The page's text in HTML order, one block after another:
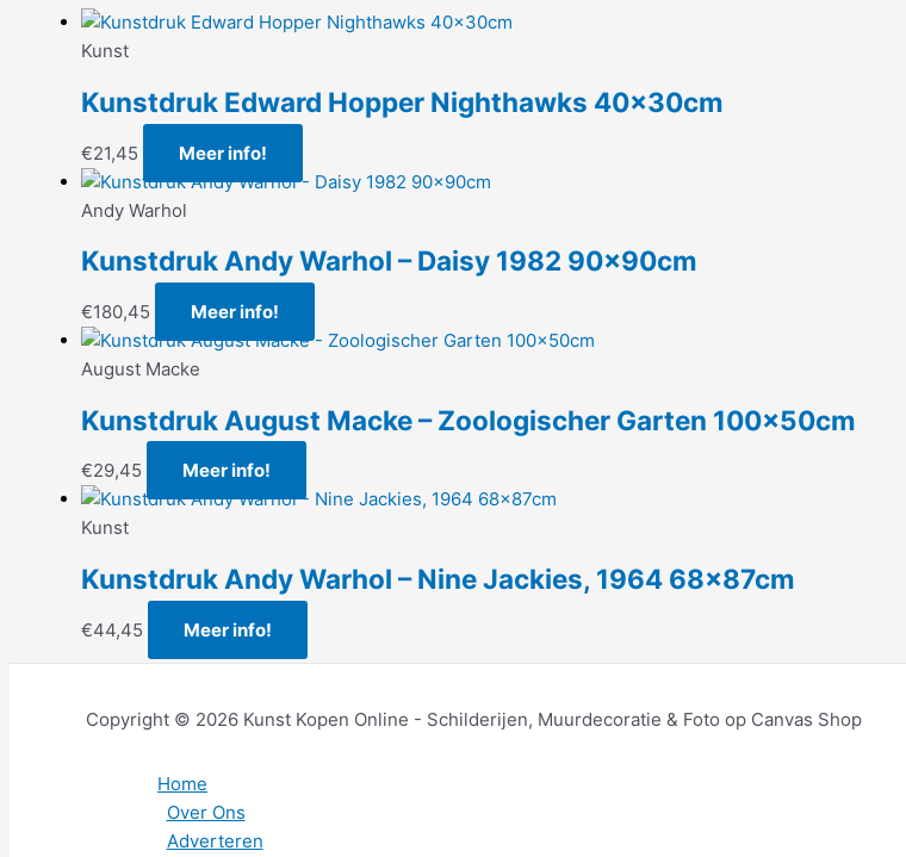
Kunst
Kunstdruk Edward Hopper Nighthawks 40x30cm
€21,45 Meer info!
Andy Warhol
Kunstdruk Andy Warhol – Daisy 1982 90x90cm
€180,45 Meer info!
August Macke
Kunstdruk August Macke – Zoologischer Garten 100x50cm
€29,45 Meer info!
Kunst
Kunstdruk Andy Warhol – Nine Jackies, 1964 68x87cm
€44,45 Meer info!
Copyright © 2026 Kunst Kopen Online - Schilderijen, Muurdecoratie & Foto op Canvas Shop
Home
Over Ons
Adverteren